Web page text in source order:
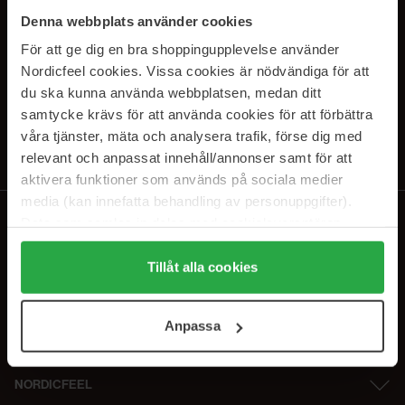
Denna webbplats använder cookies
För att ge dig en bra shoppingupplevelse använder
Nordicfeel cookies. Vissa cookies är nödvändiga för att
du ska kunna använda webbplatsen, medan ditt
samtycke krävs för att använda cookies för att förbättra
våra tjänster, mäta och analysera trafik, förse dig med
relevant och anpassat innehåll/annonser samt för att
aktivera funktioner som används på sociala medier
media (kan innefatta behandling av personuppgifter).
Genom att trycka på "Tillåt alla cookies" accepterar du
alla cookies, medan du under "Detaljer" kan anpassa
användningen av cookies. Du kan när som helst återkalla
samt vår Integritetspolicy.
Tillåt alla cookies
Anpassa
SUBSCRIBE TO OUR
NEWSLETTER
Ved at abonnere accepterer du voresprivatlivspolitik. Afmeld til enhver
tid.
NORDICFEEL